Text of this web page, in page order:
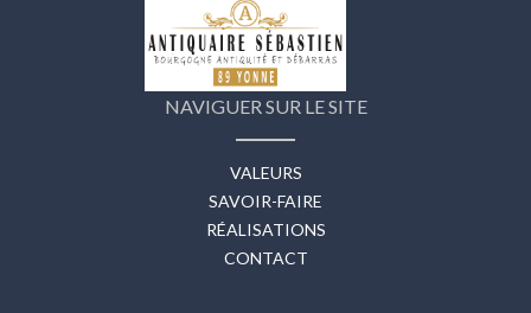
NAVIGUER SUR LE SITE
VALEURS
SAVOIR-FAIRE
RÉALISATIONS
CONTACT